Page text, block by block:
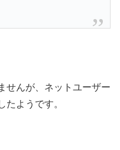
せんが、ネットユーザー
たようです。